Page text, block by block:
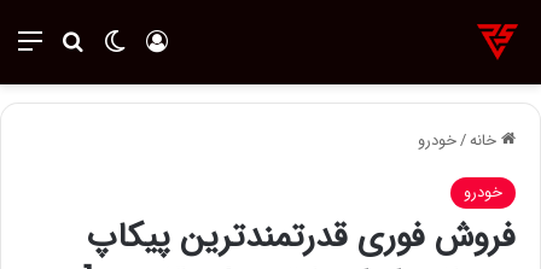
تغییر پوسته ورود
خانه/خودرو
خودرو
فروش فوری قدرتمندترین پیکاپ